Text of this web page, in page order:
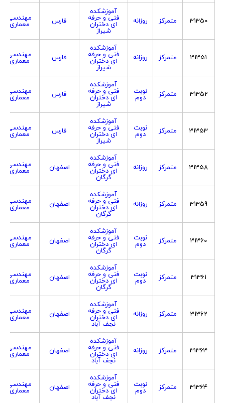
31350 متمرکز روزانه
آموزشکده
فنی و حرفه
ای دختران
شیراز
فارس مهندسی
معماری
31351 متمرکز روزانه
آموزشکده
فنی و حرفه
ای دختران
شیراز
فارس مهندسی
معماری
31352 متمرکز نوبت
دوم
آموزشکده
فنی و حرفه
ای دختران
شیراز
فارس مهندسی
معماری
31353 متمرکز نوبت
دوم
آموزشکده
فنی و حرفه
ای دختران
شیراز
فارس مهندسی
معماری
31358 متمرکز روزانه
آموزشکده
فنی و حرفه
ای دختران
گرگان
اصفهان مهندسی
معماری
31359 متمرکز روزانه
آموزشکده
فنی و حرفه
ای دختران
گرگان
اصفهان مهندسی
معماری
31360 متمرکز نوبت
دوم
آموزشکده
فنی و حرفه
ای دختران
گرگان
اصفهان مهندسی
معماری
31361 متمرکز نوبت
دوم
آموزشکده
فنی و حرفه
ای دختران
گرگان
اصفهان مهندسی
معماری
31362 متمرکز روزانه
آموزشکده
فنی و حرفه
ای دختران
نجف آباد
اصفهان مهندسی
معماری
31363 متمرکز روزانه
آموزشکده
فنی و حرفه
ای دختران
نجف آباد
اصفهان مهندسی
معماری
31364 متمرکز نوبت
دوم
آموزشکده
فنی و حرفه
ای دختران
نجف آباد
اصفهان مهندسی
معماری